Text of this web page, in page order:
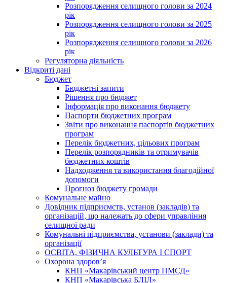
Розпорядження селищного голови за 2024
рік
Розпорядження селищного голови за 2025
рік
Розпорядження селищного голови за 2026
рік
Регуляторна діяльність
Відкриті дані
Бюджет
Бюджетні запити
Рішення про бюджет
Інформація про виконання бюджету
Паспорти бюджетних програм
Звіти про виконання паспортів бюджетних
програм
Перелік бюджетних, цільових програм
Перелік розпорядників та отримувачів
бюджетних коштів
Надходження та використання благодійної
допомоги
Прогноз бюджету громади
Комунальне майно
Довідник підприємств, установ (закладів) та
організацій, що належать до сфери управління
селищної ради
Комунальні підприємства, установи (заклади) та
організації
ОСВІТА, ФІЗИЧНА КУЛЬТУРА І СПОРТ
Охорона здоров’я
КНП «Макарівський центр ПМСД»
КНП «Макарівська БЛІЛ»